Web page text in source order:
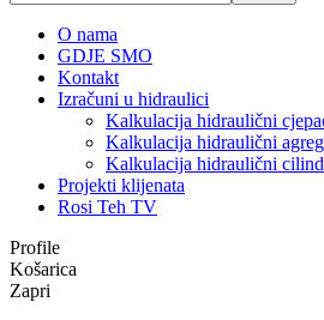
O nama
GDJE SMO
Kontakt
Izračuni u hidraulici
Kalkulacija hidraulični
Kalkulacija hidraulični
Kalkulacija hidraulični
Projekti klijenata
Rosi Teh TV
Profile
Košarica
Zapri